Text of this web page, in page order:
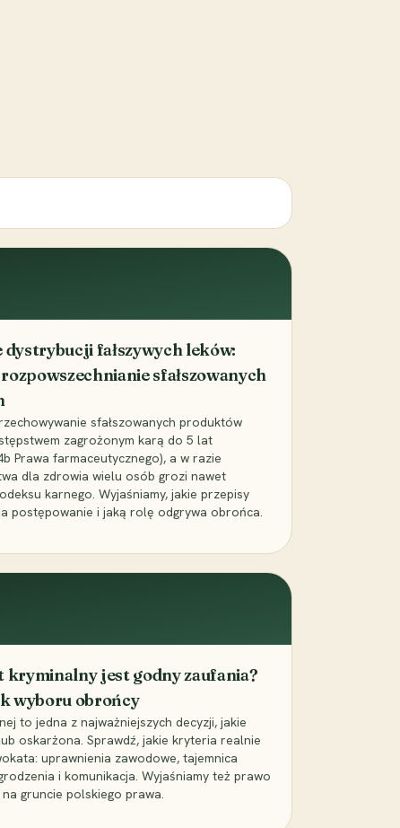
fałszywych leków:
sfałszowanych
sfałszowanych produktów
zagrożonym karą do 5 lat
Prawa farmaceutycznego), a w razie
dla zdrowia wielu osób grozi nawet
karnego. Wyjaśniamy, jakie przepisy
postępowanie i jaką rolę odgrywa obrońca.
kryminalny jest godny zaufania?
wyboru obrońcy
to jedna z najważniejszych decyzji, jakie
oskarżona. Sprawdź, jakie kryteria realnie
uprawnienia zawodowe, tajemnica
i komunikacja. Wyjaśniamy też prawo
gruncie polskiego prawa.